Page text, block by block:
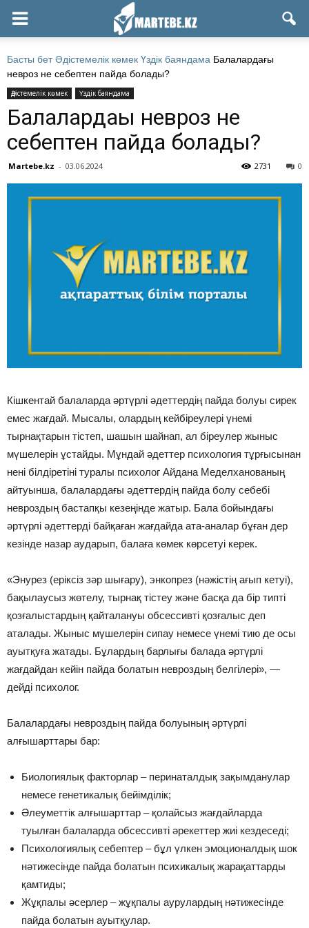
Басты бет Әдістемелік көмек Үздік баяндама Балалардағы
невроз не себептен пайда болады?
Әдістемелік көмек Үздік баяндама
Балалардағы невроз не
себептен пайда болады?
Martebe.kz - 03.06.2024 0
2731
Кішкентай балаларда әртүрлі әдеттердің пайда болуы сирек
емес жағдай. Мысалы, олардың кейбіреулері үнемі
тырнақтарын тістеп, шашын шайнап, ал біреулер жыныс
мүшелерін ұстайды. Мұндай әдеттер психология тұрғысынан
нені білдіретіні туралы психолог Айдана Меделханованың
айтуынша, балалардағы әдеттердің пайда болу себебі
невроздың бастапқы кезеңінде жатыр. Бала бойындағы
әртүрлі әдеттерді байқаған жағдайда ата-аналар бұған дер
кезінде назар аударып, балаға көмек көрсетуі керек.
«Энурез (еріксіз зәр шығару), энкопрез (нәжістің ағып кетуі),
бақылаусыз жөтелу, тырнақ тістеу және басқа да бір типті
қозғалыстардың қайталануы обсессивті қозғалыс деп
аталады. Жыныс мүшелерін сипау немесе үнемі тию де осы
ауытқуға жатады. Бұлардың барлығы балада әртүрлі
жағдайдан кейін пайда болатын невроздың белгілері», —
дейді психолог.
Балалардағы невроздың пайда болуының әртүрлі
алғышарттары бар:
Биологиялық факторлар – перинаталдық зақымданулар
немесе генетикалық бейімділік;
Әлеуметтік алғышарттар – қолайсыз жағдайларда
туылған балаларда обсессивті әрекеттер жиі кездеседі;
Психологиялық себептер – бұл үлкен эмоционалдық шок
нәтижесінде пайда болатын психикалық жарақаттарды
қамтиды;
Жұқпалы әсерлер – жұқпалы аурулардың нәтижесінде
пайда болатын ауытқулар.